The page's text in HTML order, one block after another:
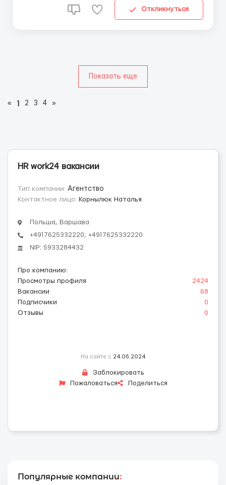
Откликнуться
Показать еще
« 2 3 4 »
HR work24 вакансии
Тип компании: Агентство
Контактное лицо: Корнылюк Наталья
Польша, Варшава
+4917625332220, +4917625332220
NIP: 5933284432
Про компанию:
Просмотры профиля
2424
Вакансии
68
Подписчики
0
Отзывы
0
На сайте с 24.06.2024
Заблокировать
Пожаловаться
Поделиться
Популярные компании: